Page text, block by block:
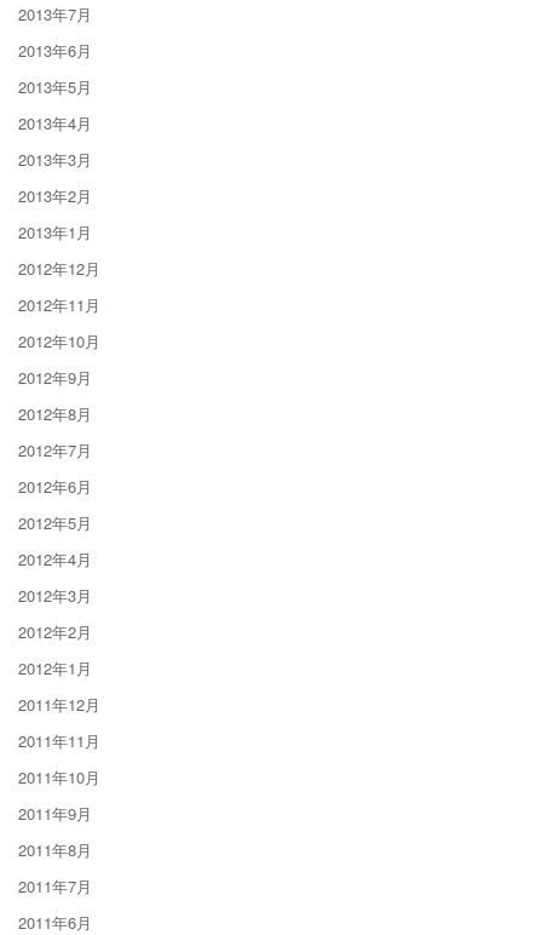
2013年7月
2013年6月
2013年5月
2013年4月
2013年3月
2013年2月
2013年1月
2012年12月
2012年11月
2012年10月
2012年9月
2012年8月
2012年7月
2012年6月
2012年5月
2012年4月
2012年3月
2012年2月
2012年1月
2011年12月
2011年11月
2011年10月
2011年9月
2011年8月
2011年7月
2011年6月